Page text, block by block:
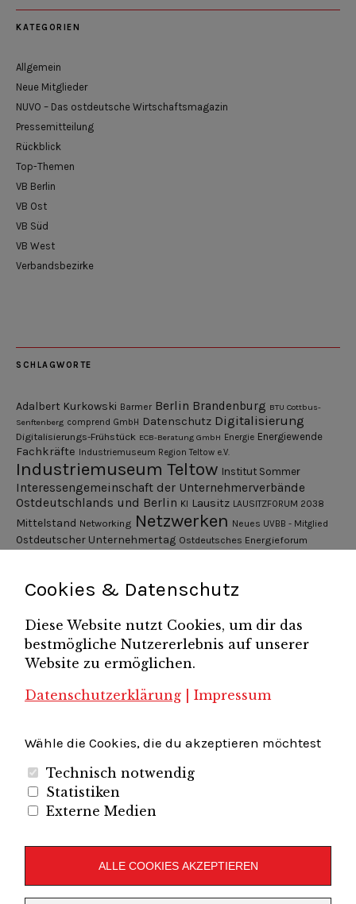
KATEGORIEN
Allgemein
Neue Mitglieder
NUVO – Das ostdeutsche Wirtschaftsmagazin
Pressemitteilung
Rückblick
Top-Themen
VB Berlin
VB Ost
VB Süd
VB West
Verbandsbezirke
SCHLAGWORTE
Adalbert Kurkowski Barmer Berlin Brandenburg BTU Cottbus-
Senftenberg comprend GmbH Datenschutz Digitalisierung
Digitalisierungs-Frühstück ECB-Beratung GmbH Energie Energiewende
Fachkräfte Industriemuseum Region Teltow e.V.
Industriemuseum Teltow Institut Sommer
Interessengemeinschaft der Unternehmerverbände
Ostdeutschlands und Berlin KI Lausitz LAUSITZFORUM 2038
Mittelstand Networking Netzwerken Neues UVBB - Mitglied
Ostdeutscher Unternehmertag Ostdeutsches Energieforum
Pressemitteilung
Unternehmerfrühstück
Brandenburg-Berlin e.V.
Unternehmerverband Sachsen e.V. Unternehmervereinigung Uckermark
Unternehmervereinigung Uckermark e.V.
Wirtschaftshof Spandau e.V. Volkswirtschaftlicher Dialog
Unternehmerverband Brandenburg-Berlin e.V.
Folgen Sie uns auf
Cookies & Datenschutz
Diese Website nutzt Cookies, um dir das
bestmögliche Nutzererlebnis auf unserer
Website zu ermöglichen.
Datenschutzerklärung
Impressum
Wähle die Cookies, die du akzeptieren möchtest
Technisch notwendig
Statistiken
Externe Medien
ALLE COOKIES AKZEPTIEREN